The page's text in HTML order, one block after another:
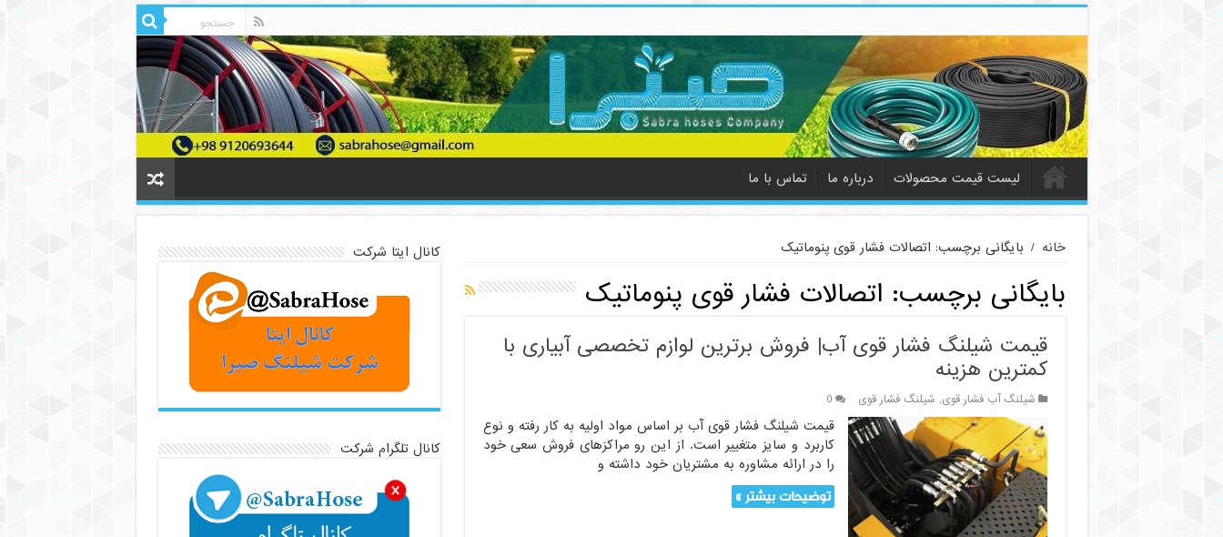
لیست قیمت محصولات درباره ما تماس با ما
خانه / بایگانی برچسب: اتصالات فشار قوی پنوماتیک
بایگانی برچسب: اتصالات فشار قوی پنوماتیک
قیمت شیلنگ فشار قوی آب| فروش برترین لوازم تخصصی آبیاری با
کمترین هزینه
شیلنگ آب فشار قوی, شیلنگ فشار قوی 0
قیمت شیلنگ فشار قوی آب بر اساس مواد اولیه به کار رفته و نوع
کاربرد و سایز متغییر است. از این رو مراکزهای فروش سعی خود
را در ارائه مشاوره به مشتریان خود داشته و
توضیحات بیشتر »
کانال ایتا شرکت
کانال تلگرام شرکت